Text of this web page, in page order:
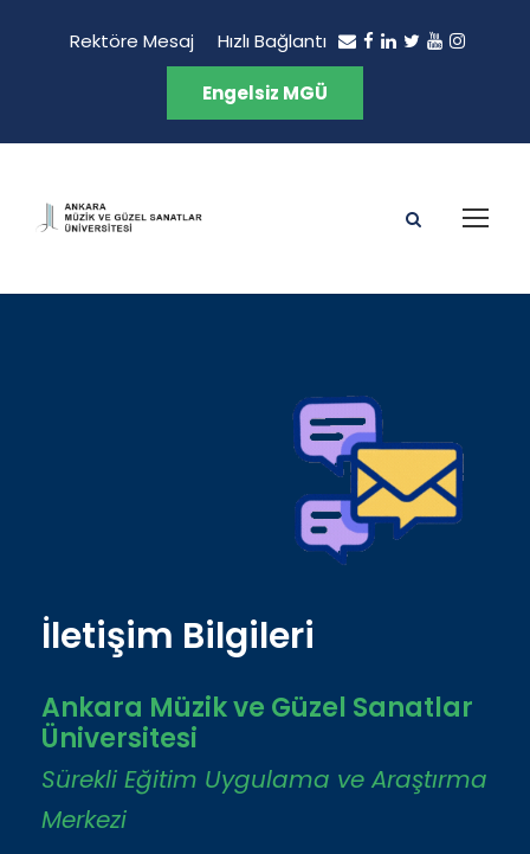
Rektöre Mesaj Hızlı Bağlantı
Engelsiz MGÜ
İletişim Bilgileri
Ankara Müzik ve Güzel Sanatlar
Üniversitesi
Sürekli Eğitim Uygulama ve Araştırma
Merkezi